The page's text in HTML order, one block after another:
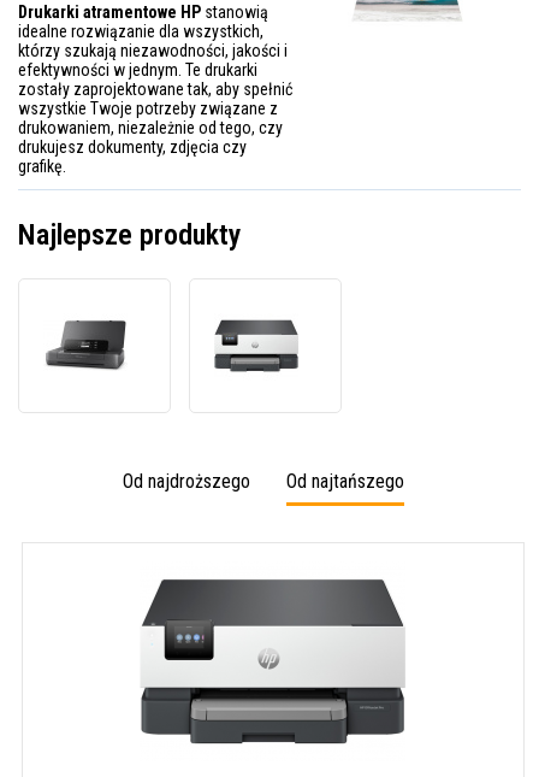
Drukarki atramentowe HP stanowią
idealne rozwiązanie dla wszystkich,
którzy szukają niezawodności, jakości i
efektywności w jednym. Te drukarki
zostały zaprojektowane tak, aby spełnić
wszystkie Twoje potrzeby związane z
drukowaniem, niezależnie od tego, czy
drukujesz dokumenty, zdjęcia czy
grafikę.
Najlepsze produkty
Drukarka
atramentowa
200
5A0S3B#686
Od najdroższego Od najtańszego